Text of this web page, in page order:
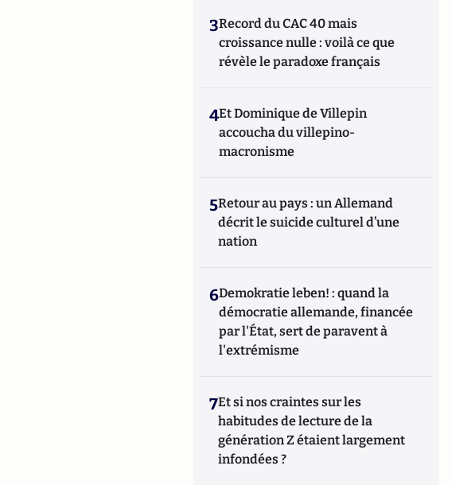
3Record du CAC 40 mais
croissance nulle : voilà ce que
révèle le paradoxe français
4Et Dominique de Villepin
accoucha du villepino-
macronisme
5Retour au pays : un Allemand
décrit le suicide culturel d’une
nation
6Demokratie leben! : quand la
démocratie allemande, financée
par l'État, sert de paravent à
l'extrémisme
7Et si nos craintes sur les
habitudes de lecture de la
génération Z étaient largement
infondées ?